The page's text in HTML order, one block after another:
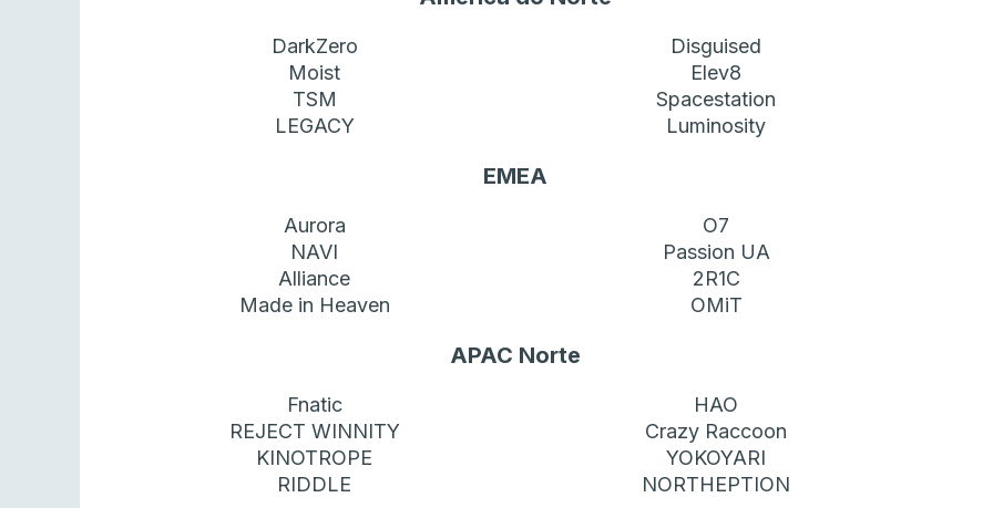
DarkZero
Disguised
Moist
Elev8
TSM
Spacestation
LEGACY
Luminosity
EMEA
Aurora
O7
NAVI
Passion UA
Alliance
2R1C
Made in Heaven
OMiT
APAC Norte
Fnatic
HAO
REJECT WINNITY
Crazy Raccoon
KINOTROPE
YOKOYARI
RIDDLE
NORTHEPTION